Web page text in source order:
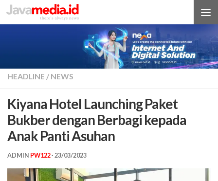
Skip to content
HEADLINE / NEWS
Kiyana Hotel Launching Paket
Bukber dengan Berbagi kepada
Anak Panti Asuhan
ADMIN PW122· 23/03/2023